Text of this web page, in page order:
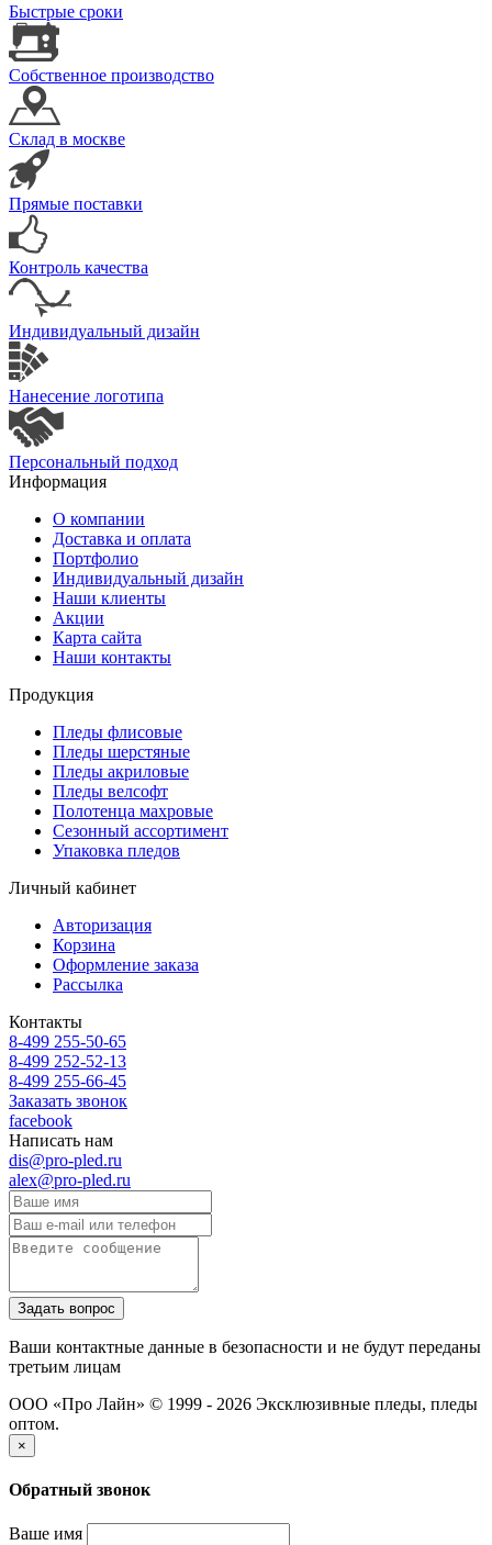
Быстрые сроки
Собственное производство
Склад в москве
Прямые поставки
Контроль качества
Индивидуальный дизайн
Нанесение логотипа
Персональный подход
Информация
О компании
Доставка и оплата
Портфолио
Индивидуальный дизайн
Наши клиенты
Акции
Карта сайта
Наши контакты
Продукция
Пледы флисовые
Пледы шерстяные
Пледы акриловые
Пледы велсофт
Полотенца махровые
Сезонный ассортимент
Упаковка пледов
Личный кабинет
Авторизация
Корзина
Оформление заказа
Рассылка
Контакты
8-499 255-50-65
8-499 252-52-13
8-499 255-66-45
Заказать звонок
facebook
Написать нам
dis@pro-pled.ru
alex@pro-pled.ru
Ваши контактные данные в безопасности и не будут переданы
третьим лицам
ООО «Про Лайн» © 1999 - 2026 Эксклюзивные пледы, пледы
оптом.
×
Обратный звонок
Ваше имя